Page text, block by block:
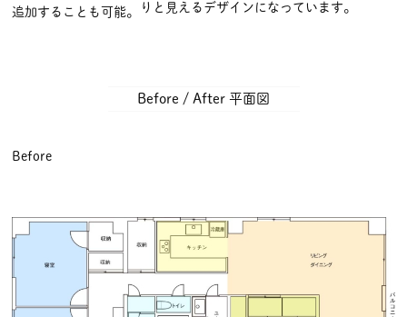
追加することも可能。
りと見えるデザインになっています。
Before / After 平面図
Before